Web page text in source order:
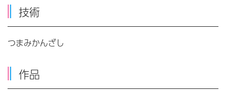
技術
つまみかんざし
作品